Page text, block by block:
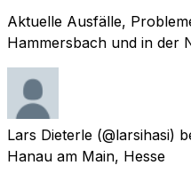
Aktuelle Ausfälle,
Hammersbach und in der
Lars Dieterle (@larsihasi)
Hanau am Main, Hesse